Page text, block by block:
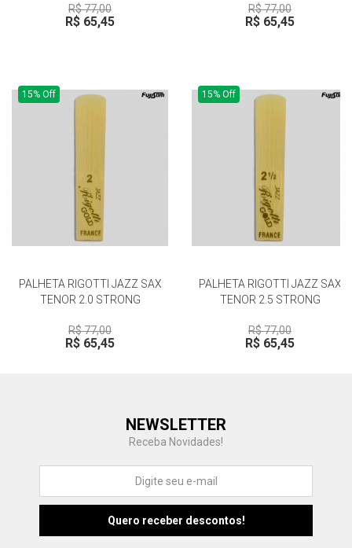
R$ 77,00
R$ 65,45
R$ 77,00
R$ 65,45
15% Off
PALHETA RIGOTTI JAZZ SAX
TENOR 2.0 STRONG
R$ 77,00
R$ 65,45
15% Off
PALHETA RIGOTTI JAZZ SAX
TENOR 2.5 STRONG
R$ 77,00
R$ 65,45
NEWSLETTER
Receba Novidades!
Fu Fujisom